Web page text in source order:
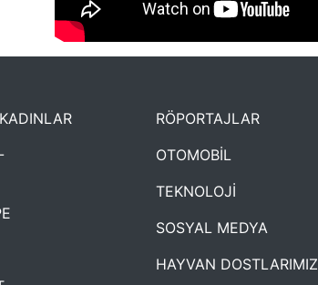
NYXmag 2. Yaş Kutlama Etkinliği
RÖPORTAJLAR
OTOMOBİL
TEKNOLOJİ
SOSYAL MEDYA
HAYVAN DOSTLARIMIZ